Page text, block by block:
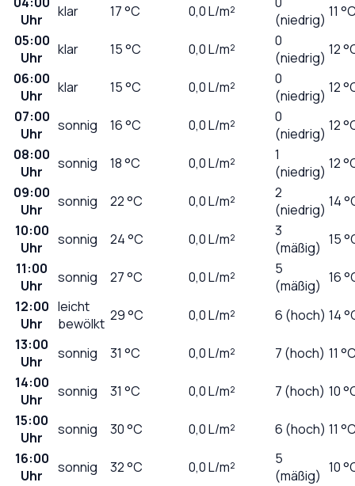
Uhr
klar 17°C 0,0L/m²
(niedrig) 11
05:00
Uhr
klar 15°C 0,0L/m²
0
(niedrig) 12
06:00
Uhr
klar 15°C 0,0L/m²
0
(niedrig) 12
07:00
Uhr
sonnig 16°C 0,0L/m²
0
(niedrig) 12
08:00
Uhr
sonnig 18°C 0,0L/m²
1
(niedrig) 12
09:00
Uhr
sonnig 22°C 0,0L/m²
2
(niedrig) 14
10:00
Uhr
sonnig 24°C 0,0L/m²
3
(mäßig) 15
11:00
Uhr
sonnig 27°C 0,0L/m²
5
(mäßig) 16
12:00
Uhr
leicht
bewölkt 29°C 0,0L/m² 6 (hoch) 14
13:00
Uhr
sonnig 31 °C 0,0L/m² 7 (hoch) 11
14:00
Uhr
sonnig 31 °C 0,0L/m² 7 (hoch) 10
15:00
Uhr
sonnig 30°C 0,0L/m² 6 (hoch) 11
16:00
Uhr
sonnig 32°C 0,0L/m²
5
(mäßig) 10